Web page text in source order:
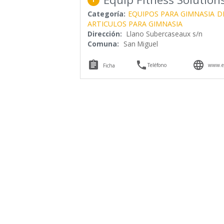
Categoría: EQUIPOS PARA GIMNASIA
ARTICULOS PARA GIMNASIA
Dirección: Llano Subercaseaux s/n
Comuna: San Miguel
 Ficha Teléfono 